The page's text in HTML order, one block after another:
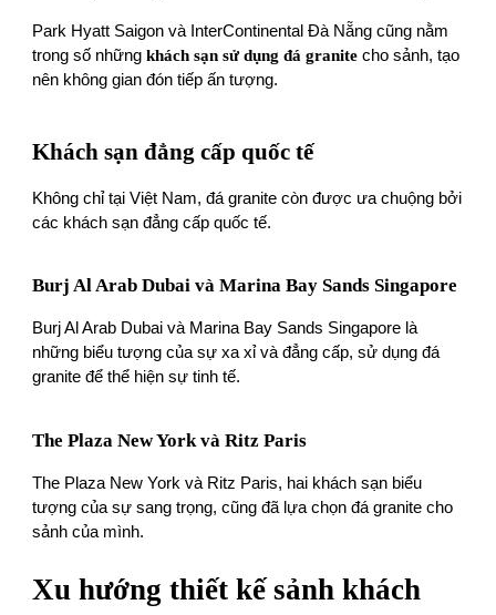
Park Hyatt Saigon và InterContinental Đà Nẵng cũng nằm
trong số nhữngkhách sạn sử dụng đá granite cho sảnh, tạo
nên không gian đón tiếp ấn tượng.
Khách sạn đẳng cấp quốc tế
Không chỉ tại Việt Nam, đá granite còn được ưa chuộng bởi
các khách sạn đẳng cấp quốc tế.
Burj Al Arab Dubai và Marina Bay Sands Singapore
Burj Al Arab Dubai và Marina Bay Sands Singapore là
những biểu tượng của sự xa xỉ và đẳng cấp, sử dụng đá
granite để thể hiện sự tinh tế.
The Plaza New York và Ritz Paris
The Plaza New York và Ritz Paris, hai khách sạn biểu
tượng của sự sang trọng, cũng đã lựa chọn đá granite cho
sảnh của mình.
Xu hướng thiết kế sảnh khách